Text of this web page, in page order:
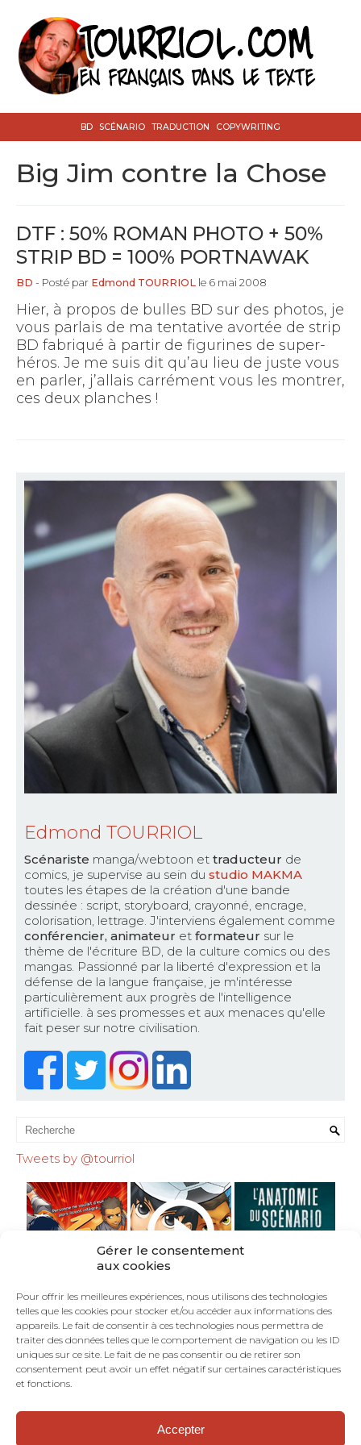
Gérer le consentement
aux cookies
Pour offrir les meilleures expériences, nous utilisons des technologies
telles que les cookies pour stocker et/ou accéder aux informations des
appareils. Le fait de consentir à ces technologies nous permettra de
traiter des données telles que le comportement de navigation ou les ID
uniques sur ce site. Le fait de ne pas consentir ou de retirer son
consentement peut avoir un effet négatif sur certaines caractéristiques
et fonctions.
Accepter
BD SCÉNARIO TRADUCTION COPYWRITING
Big Jim contre la Chose
DTF : 50% ROMAN PHOTO + 50%
STRIP BD = 100% PORTNAWAK
BD - Posté par Edmond TOURRIOL le 6 mai 2008
Hier, à propos de bulles BD sur des photos, je
vous parlais de ma tentative avortée de strip
BD fabriqué à partir de figurines de super-
héros. Je me suis dit qu’au lieu de juste vous
en parler, j’allais carrément vous les montrer,
ces deux planches !
Edmond TOURRIOL
Scénariste manga/webtoon et traducteur de
comics, je supervise au sein du studio MAKMA
toutes les étapes de la création d'une bande
dessinée : script, storyboard, crayonné, encrage,
colorisation, lettrage. J'interviens également comme
conférencier, animateur et formateur sur le
thème de l'écriture BD, de la culture comics ou des
mangas. Passionné par la liberté d'expression et la
défense de la langue française, je m'intéresse
particulièrement aux progrès de l'intelligence
artificielle. à ses promesses et aux menaces qu'elle
fait peser sur notre civilisation.
Tweets by @tourriol